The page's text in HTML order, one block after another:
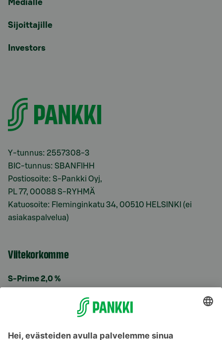
Medialle
Sijoittajille
Investors
Y-tunnus: 2557308-3
BIC-tunnus: SBANFIHH
Postiosoite: S-Pankki Oyj,
PL 77, 00088 S-RYHMÄ
Katuosoite: Fleminginkatu 34, 00510 HELSINKI (ei
asiakaspalvelua)
Viitekorkomme
S-Prime 2,0 %